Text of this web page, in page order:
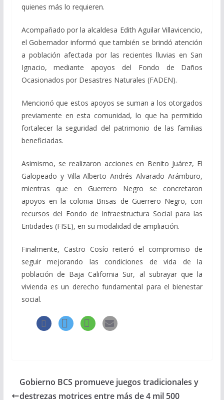
quienes más lo requieren.
Acompañado por la alcaldesa Edith Aguilar Villavicencio,
el Gobernador informó que también se brindó atención
a población afectada por las recientes lluvias en San
Ignacio, mediante apoyos del Fondo de Daños
Ocasionados por Desastres Naturales (FADEN).
Mencionó que estos apoyos se suman a los otorgados
previamente en esta comunidad, lo que ha permitido
fortalecer la seguridad del patrimonio de las familias
beneficiadas.
Asimismo, se realizaron acciones en Benito Juárez, El
Galopeado y Villa Alberto Andrés Alvarado Arámburo,
mientras que en Guerrero Negro se concretaron
apoyos en la colonia Brisas de Guerrero Negro, con
recursos del Fondo de Infraestructura Social para las
Entidades (FISE), en su modalidad de ampliación.
Finalmente, Castro Cosío reiteró el compromiso de
seguir mejorando las condiciones de vida de la
población de Baja California Sur, al subrayar que la
vivienda es un derecho fundamental para el bienestar
social.
Gobierno BCS promueve juegos tradicionales y
destrezas motrices entre más de 4 mil 500